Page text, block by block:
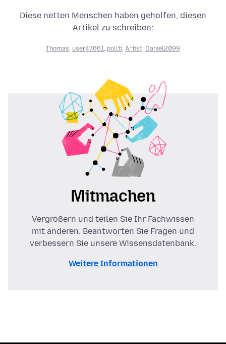
Diese netten Menschen haben geholfen, diesen
Artikel zu schreiben:
Thomas, user47661, pollti, Artist, Daniel2099
Mitmachen
Vergrößern und teilen Sie Ihr Fachwissen
mit anderen. Beantworten Sie Fragen und
verbessern Sie unsere Wissensdatenbank.
Weitere Informationen